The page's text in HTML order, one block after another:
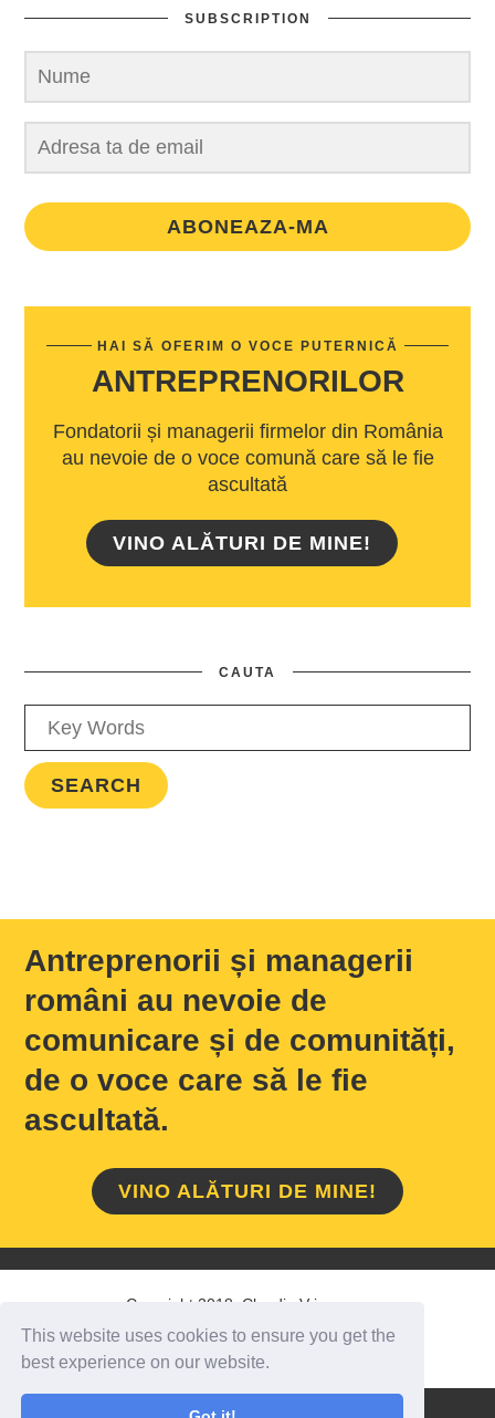
This website uses cookies to ensure you get the
best experience on our website.
SUBSCRIPTION
ABONEAZA-MA
HAI SĂ OFERIM O VOCE PUTERNICĂ
ANTREPRENORILOR
Fondatorii și managerii firmelor din România
au nevoie de o voce comună care să le fie
ascultată
VINO ALĂTURI DE MINE!
CAUTA
Antreprenorii și managerii
români au nevoie de
comunicare și de comunități,
de o voce care să le fie
ascultată.
VINO ALĂTURI DE MINE!
Copyright 2018 Claudiu Vrinceanu
HOME / DESPRE MINE CONTACT